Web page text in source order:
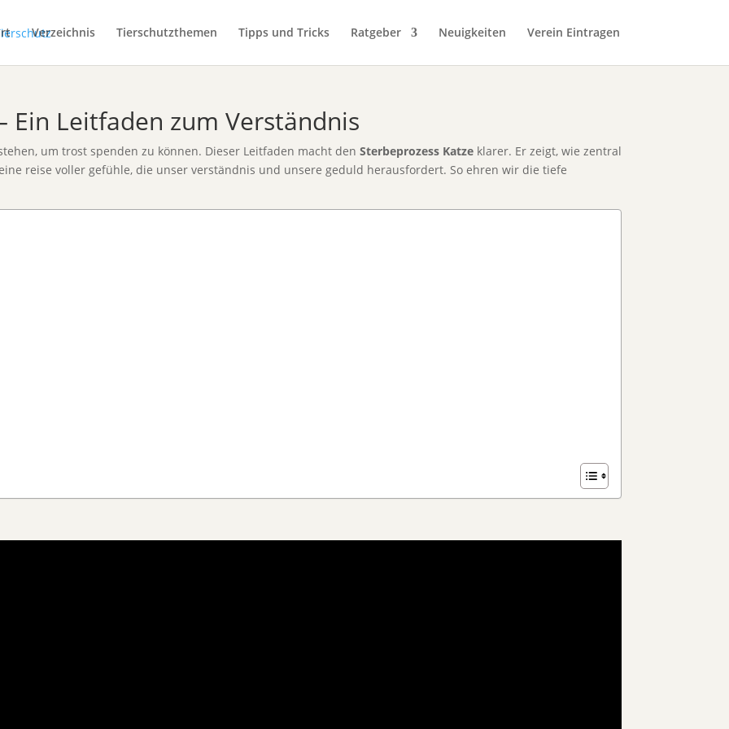
Verzeichnis Tierschutzthemen Tipps und Tricks Ratgeber Neuigkeiten Verein Eintragen
Ein Leitfaden zum Verständnis
um trost spenden zu können. Dieser Leitfaden macht den Sterbeprozess Katze klarer. Er zeigt, wie zentral
reise voller gefühle, die unser verständnis und unsere geduld herausfordert. So ehren wir die tiefe